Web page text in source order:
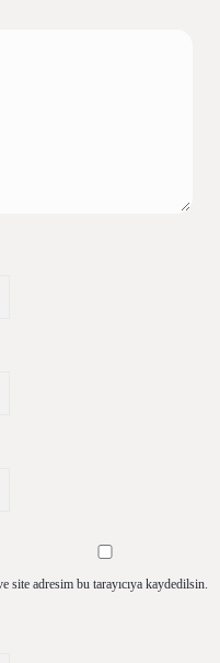
site adresim bu tarayıcıya kaydedilsin.